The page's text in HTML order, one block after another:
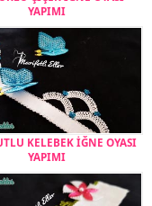
YAPIMI
KELEBEK İĞNE OYASI
YAPIMI